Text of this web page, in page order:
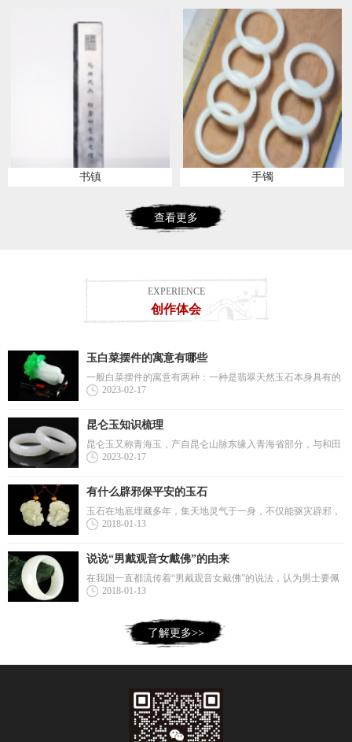
书镇 手镯
查看更多
EXPERIENCE
创作体会
玉白菜摆件的寓意有哪些
一般白菜摆件的寓意有两种：一种是翡翠天然玉石本身具有的
青、白色彩，所以取其青白之色，象征人品质的清白；二是意
化寓意，很多都是通过谐音、借喻...
2023-02-17
昆仑玉知识梳理
昆仑玉又称青海玉，产自昆仑山脉东缘入青海省部分，与和田
玉同处于一个成矿带上。昆仑山之东曰昆仑玉，山之北曰和田
下关于昆仑玉的知识吧！ 昆仑玉的选...
2023-02-17
有什么辟邪保平安的玉石
玉石在地底埋藏多年，集天地灵气于一身，不仅能驱灾辟邪，
还能在危难中以“自碎”的形式保护自己的主人，替主人挡灾。
捧。 玉石在地底埋藏多年，集天地灵气...
2018-01-13
说说“男戴观音女戴佛”的由来
在我国一直都流传着“男戴观音女戴佛”的说法，认为男士要佩
戴观音吊坠，女士要佩戴玉佛。“男戴观音女戴佛”的说法，其
佛"其实是佛教...
2018-01-13
了解更多>>